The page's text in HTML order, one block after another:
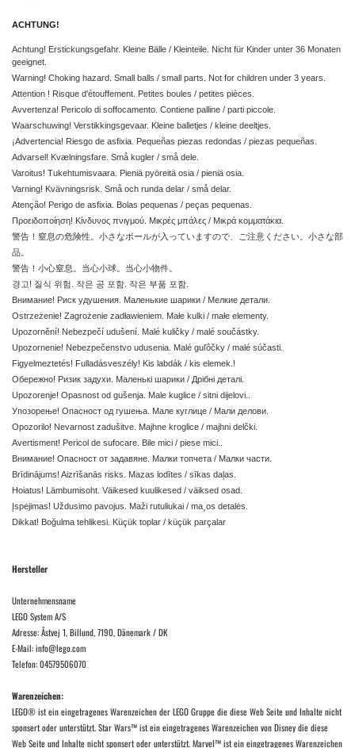
ACHTUNG!
Achtung! Erstickungsgefahr. Kleine Bälle / Kleinteile. Nicht für Kinder unter 36 Monaten
geeignet.
Warning! Choking hazard. Small balls / small parts. Not for children under 3 years.
Attention ! Risque d'étouffement. Petites boules / petites pièces.
Avvertenza! Pericolo di soffocamento. Contiene palline / parti piccole.
Waarschuwing! Verstikkingsgevaar. Kleine balletjes / kleine deeltjes.
¡Advertencia! Riesgo de asfixia. Pequeñas piezas redondas / piezas pequeñas.
Advarsel! Kvælningsfare. Små kugler / små dele.
Varoitus! Tukehtumisvaara. Pieniä pyöreitä osia / pieniä osia.
Varning! Kvävningsrisk. Små och runda delar / små delar.
Atenção! Perigo de asfixia. Bolas pequenas / peças pequenas.
Προειδοποίηση! Κίνδυνος πνιγμού. Μικρές μπάλες / Μικρά κομματάκια.
警告！窒息の危険性。小さなボールが入っていますので、ご注意ください。小さな部
品。
警告！小心窒息。当心小球。当心小物件。
경고! 질식 위험 작은 공 포함 작은 부품 포함
Внимание! Риск удушения. Маленькие шaрики / Мелкие детали.
Ostrzeżenie! Zagrożenie zadławieniem. Małe kulki / małe elementy.
Upozornění! Nebezpečí udušení. Malé kuličky / malé součástky.
Upozornenie! Nebezpečenstvo udusenia. Malé guľôčky / malé súčasti.
Figyelmeztetés! Fulladásveszély! Kis labdák / kis elemek.!
Обережно! Ризик задухи. Маленькі шaрики / Дрібні деталі.
Upozorenje! Opasnost od gušenja. Male kuglice / sitni dijelovi..
Упозорење! Опасност од гушења. Мале куглице / Мали делови.
Opozorilo! Nevarnost zadušitve. Majhne kroglice / majhni delčki.
Avertisment! Pericol de sufocare. Bile mici / piese mici..
Внимание! Опасност от задавяне. Малки топчета / Малки части.
Brīdinājums! Aizrīšanās risks. Mazas lodītes / sīkas daļas.
Hoiatus! Lämbumisoht. Väikesed kuulikesed / väiksed osad.
Įspėjimas! Uždusimo pavojus. Maži rutuliukai / ma¸os detalės.
Dikkat! Boğulma tehlikesi. Küçük toplar / küçük parçalar
Hersteller
Unternehmensname
LEGO System A/S
Adresse: Åstvej 1, Billund, 7190, Dänemark / DK
E-Mail: info@lego.com
Telefon: 04579506070
Warenzeichen:
LEGO® ist ein eingetragenes Warenzeichen der LEGO Gruppe die diese Web Seite und Inhalte nicht
sponsert oder unterstützt. Star Wars™ ist ein eingetragenes Warenzeichen von Disney die diese
Web Seite und Inhalte nicht sponsert oder unterstützt. Marvel™ ist ein eingetragenes Warenzeichen